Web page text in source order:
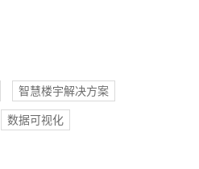
智慧楼宇解决方案
数据可视化